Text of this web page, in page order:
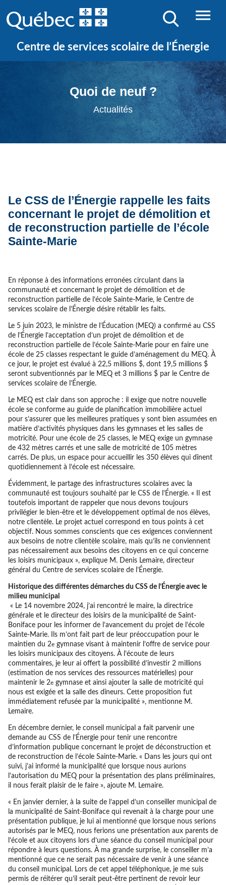
Centre de services scolaire de l’Énergie
Quoi de neuf ?
Actualités
Le CSS de l’Énergie rappelle les faits
concernant le projet de démolition et
de reconstruction partielle de l’école
Sainte-Marie
En réponse à des informations erronées circulant dans la
communauté et concernant le projet de démolition et de
reconstruction partielle de l’école Sainte-Marie, le Centre de
services scolaire de l’Énergie désire rétablir les faits.
Le 5 juin 2023, le ministre de l’Éducation (MEQ) a confirmé au CSS
de l’Énergie l’acceptation d’un projet de démolition et de
reconstruction partielle de l’école Sainte-Marie pour en faire une
école de 25 classes respectant le guide d’aménagement du MEQ. À
ce jour, le projet est évalué à 22,5 millions $, dont 19,5 millions $
seront subventionnés par le MEQ et 3 millions $ par le Centre de
services scolaire de l’Énergie.
Le MEQ est clair dans son approche : il exige que notre nouvelle
école se conforme au guide de planification immobilière actuel
pour s’assurer que les meilleures pratiques y sont bien assumées en
matière d’activités physiques dans les gymnases et les salles de
motricité. Pour une école de 25 classes, le MEQ exige un gymnase
de 432 mètres carrés et une salle de motricité de 105 mètres
carrés. De plus, un espace pour accueillir les 350 élèves qui dînent
quotidiennement à l’école est nécessaire.
Évidemment, le partage des infrastructures scolaires avec la
communauté est toujours souhaité par le CSS de l’Énergie. « Il est
toutefois important de rappeler que nous devons toujours
privilégier le bien-être et le développement optimal de nos élèves,
notre clientèle. Le projet actuel correspond en tous points à cet
objectif. Nous sommes conscients que ces exigences conviennent
aux besoins de notre clientèle scolaire, mais qu’ils ne conviennent
pas nécessairement aux besoins des citoyens en ce qui concerne
les loisirs municipaux », explique M. Denis Lemaire, directeur
général du Centre de services scolaire de l’Énergie.
Historique des différentes démarches du CSS de l’Énergie avec le
milieu municipal
« Le 14 novembre 2024, j’ai rencontré le maire, la directrice
générale et le directeur des loisirs de la municipalité de Saint-
Boniface pour les informer de l’avancement du projet de l’école
Sainte-Marie. Ils m’ont fait part de leur préoccupation pour le
maintien du 2egymnase visant à maintenir l’offre de service pour
les loisirs municipaux des citoyens. À l’écoute de leurs
commentaires, je leur ai offert la possibilité d’investir 2 millions
(estimation de nos services des ressources matérielles) pour
maintenir le 2egymnase et ainsi ajouter la salle de motricité qui
nous est exigée et la salle des dîneurs. Cette proposition fut
immédiatement refusée par la municipalité », mentionne M.
Lemaire.
En décembre dernier, le conseil municipal a fait parvenir une
demande au CSS de l’Énergie pour tenir une rencontre
d’information publique concernant le projet de déconstruction et
de reconstruction de l’école Sainte-Marie. « Dans les jours qui ont
suivi, j’ai informé la municipalité que lorsque nous aurions
l’autorisation du MEQ pour la présentation des plans préliminaires,
il nous ferait plaisir de le faire », ajoute M. Lemaire.
« En janvier dernier, à la suite de l’appel d’un conseiller municipal de
la municipalité de Saint-Boniface qui revenait à la charge pour une
présentation publique, je lui ai mentionné que lorsque nous serions
autorisés par le MEQ, nous ferions une présentation aux parents de
l’école et aux citoyens lors d’une séance du conseil municipal pour
répondre à leurs questions. À ma grande surprise, le conseiller m’a
mentionné que ce ne serait pas nécessaire de venir à une séance
du conseil municipal. Lors de cet appel téléphonique, je me suis
permis de réitérer qu’il serait peut-être pertinent de revoir leur